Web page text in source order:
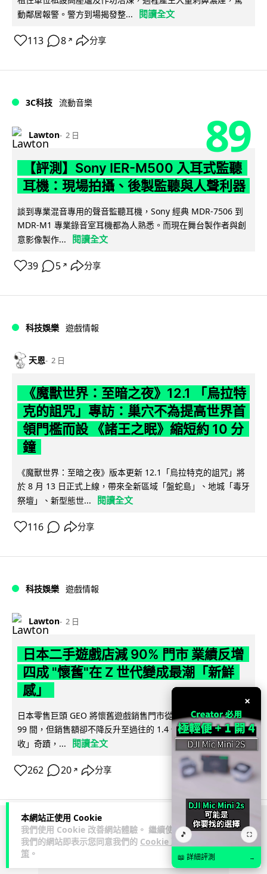
本網站正使用 Cookie
我們使用 Cookie 改善網站體驗。 繼續使用
我們的網站即表示您同意我們的 Cookie 政
策 。
動鄰居報警。警方到場揭發整...
閱讀全文
113 8 ↗ 分享
3C科技 流動音樂
Lawton 2 日 89
【評測】Sony IER-M500 入耳式監聽
耳機：現場拍攝、後製監聽與人聲利器
談到專業混音專用的聲音監聽耳機，Sony 經典 MDR-7506 到
MDR-M1 專業錄音室耳機都為人熟悉。而現在舞台製作者與創
意影像製作...
閱讀全文
39 5 ↗ 分享
科技娛樂 遊戲情報
天恩 2 日
《魔獸世界：至暗之夜》12.1 「烏拉特
克的詛咒」專訪：巢穴不為提高世界首
領門檻而設 《諸王之眠》縮短約 10 分
鐘
《魔獸世界：至暗之夜》版本更新 12.1「烏拉特克的詛咒」將
於 8 月 13 日正式上線，帶來全新區域「盤蛇島」、地城「毒牙
祭壇」、新型態世...
閱讀全文
116 分享
科技娛樂 遊戲情報
Lawton 2 日
日本二手遊戲店減 90% 門市 業績反增
四成 "懷舊"在 Z 世代變成最潮「新鮮
感」
日本零售巨頭 GEO 將懷舊遊戲銷售門市從 1,000 間大幅減至
99 間，但銷售額卻不降反升至過往的 1.4 倍。做到「減店增
收」奇蹟，...
閱讀全文
262 20 ↗ 分享
ADVERTISEMENT
×
🎵 ⛶
📖 詳細評測 →